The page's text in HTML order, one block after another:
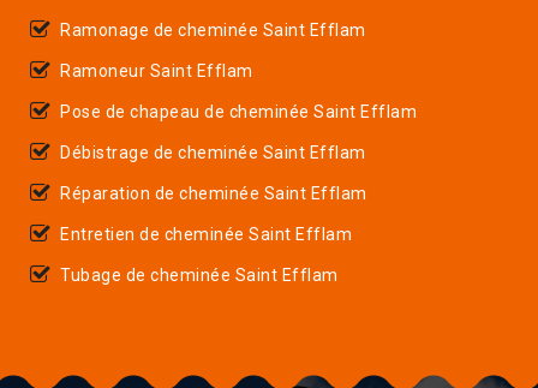
Ramonage de cheminée Saint Efflam
Ramoneur Saint Efflam
Pose de chapeau de cheminée Saint Efflam
Débistrage de cheminée Saint Efflam
Réparation de cheminée Saint Efflam
Entretien de cheminée Saint Efflam
Tubage de cheminée Saint Efflam